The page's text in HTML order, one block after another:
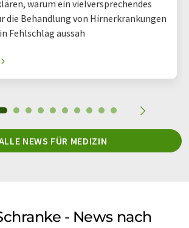
warum ein vielversprechendes
die Behandlung von Hirnerkrankungen
Fehlschlag aussah
NEWS FÜR MEDIZIN
- News nach